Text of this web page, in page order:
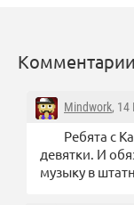
Mindwork, 14
Ребята с
девятки. И
музыку в